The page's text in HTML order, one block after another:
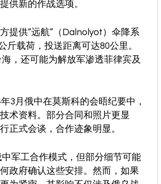
供新的作战选项。
提供“远航”（Dalnolyot）伞降系
斤载荷，投送距离可达80公里。
，还可能为解放军渗透菲律宾及
3月俄中在莫斯科的会晤纪要中，
术资料。部分合同和照片更显
正式会谈，合作迹象明显。
军工合作模式，但部分细节可能
政府确认这些安排。然而，如果